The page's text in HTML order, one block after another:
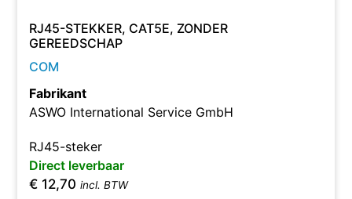
RJ45-STEKKER, CAT5E, ZONDER
GEREEDSCHAP
COM
Fabrikant
ASWO International Service GmbH
RJ45-steker
Direct leverbaar
€ 12,70 incl. BTW